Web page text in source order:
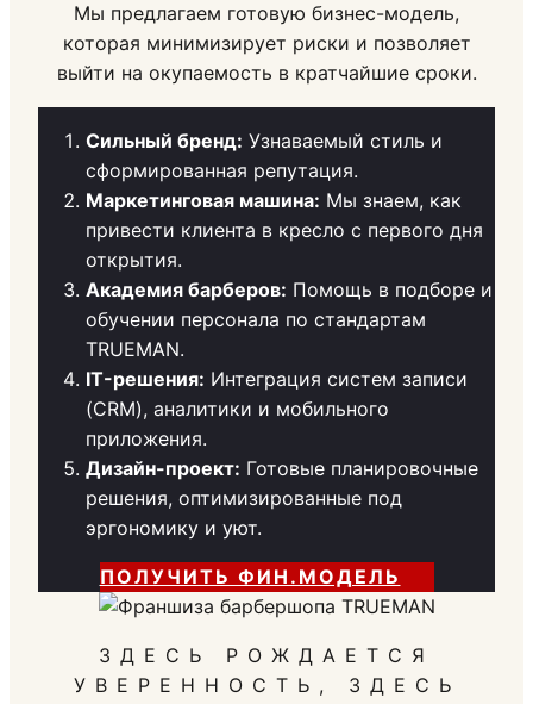
Мы предлагаем готовую бизнес-модель,
которая минимизирует риски и позволяет
выйти на окупаемость в кратчайшие сроки.
Сильный бренд: Узнаваемый стиль и
сформированная репутация.
Маркетинговая машина: Мы знаем, как
привести клиента в кресло с первого дня
открытия.
Академия барберов: Помощь в подборе и
обучении персонала по стандартам
TRUEMAN.
IT-решения: Интеграция систем записи
(CRM), аналитики и мобильного
приложения.
Дизайн-проект: Готовые планировочные
решения, оптимизированные под
эргономику и уют.
ПОЛУЧИТЬ ФИН.МОДЕЛЬ
ЗДЕСЬ РОЖДАЕТСЯ
УВЕРЕННОСТЬ, ЗДЕСЬ